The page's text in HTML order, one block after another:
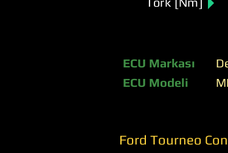
ECU Markası
ECU Modeli
Ford Tourneo